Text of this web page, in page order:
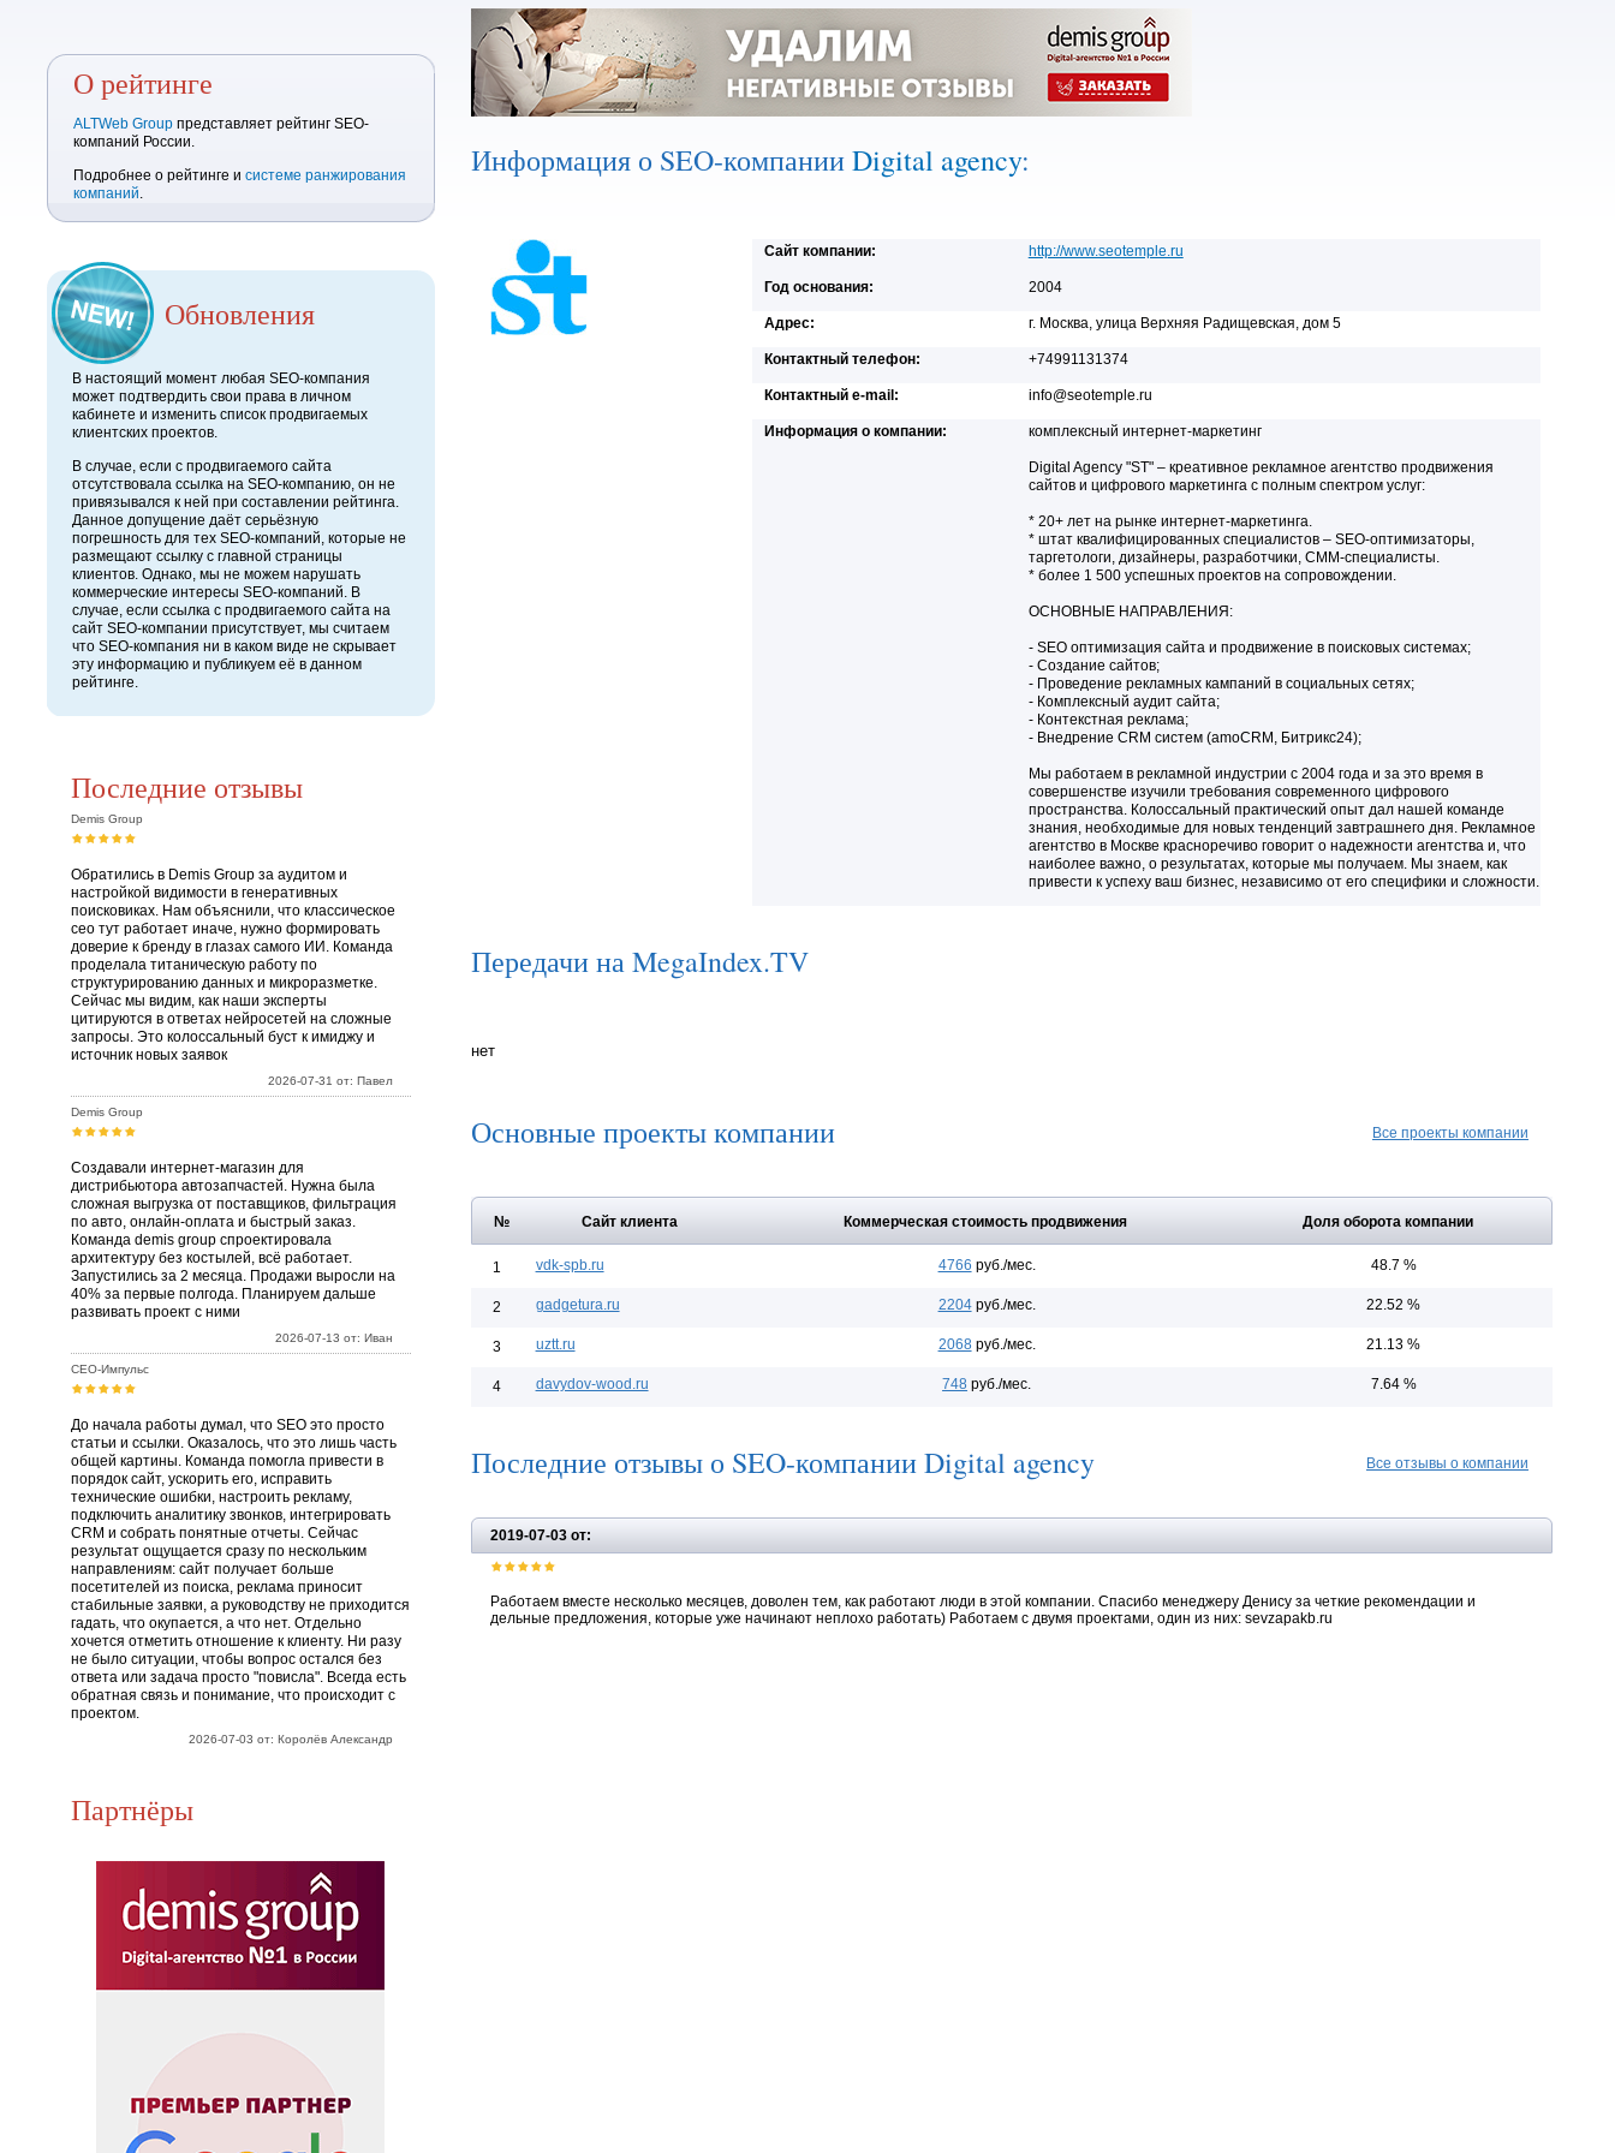
О рейтинге
ALTWeb Group представляет рейтинг SEO-
компаний России.
Подробнее о рейтинге и системе ранжирования
компаний.
Обновления
В настоящий момент любая SEO-компания
может подтвердить свои права в личном
кабинете и изменить список продвигаемых
клиентских проектов.
В случае, если с продвигаемого сайта
отсутствовала ссылка на SEO-компанию, он не
привязывался к ней при составлении рейтинга.
Данное допущение даёт серьёзную
погрешность для тех SEO-компаний, которые не
размещают ссылку с главной страницы
клиентов. Однако, мы не можем нарушать
коммерческие интересы SEO-компаний. В
случае, если ссылка с продвигаемого сайта на
сайт SEO-компании присутствует, мы считаем
что SEO-компания ни в каком виде не скрывает
эту информацию и публикуем её в данном
рейтинге.
Последние отзывы
Demis Group
Обратились в Demis Group за аудитом и
настройкой видимости в генеративных
поисковиках. Нам объяснили, что классическое
сео тут работает иначе, нужно формировать
доверие к бренду в глазах самого ИИ. Команда
проделала титаническую работу по
структурированию данных и микроразметке.
Сейчас мы видим, как наши эксперты
цитируются в ответах нейросетей на сложные
запросы. Это колоссальный буст к имиджу и
источник новых заявок
2026-07-31 от: Павел
Demis Group
Создавали интернет-магазин для
дистрибьютора автозапчастей. Нужна была
сложная выгрузка от поставщиков, фильтрация
по авто, онлайн-оплата и быстрый заказ.
Команда demis group спроектировала
архитектуру без костылей, всё работает.
Запустились за 2 месяца. Продажи выросли на
40% за первые полгода. Планируем дальше
развивать проект с ними
2026-07-13 от: Иван
СЕО-Импульс
До начала работы думал, что SEO это просто
статьи и ссылки. Оказалось, что это лишь часть
общей картины. Команда помогла привести в
порядок сайт, ускорить его, исправить
технические ошибки, настроить рекламу,
подключить аналитику звонков, интегрировать
CRM и собрать понятные отчеты. Сейчас
результат ощущается сразу по нескольким
направлениям: сайт получает больше
посетителей из поиска, реклама приносит
стабильные заявки, а руководству не приходится
гадать, что окупается, а что нет. Отдельно
хочется отметить отношение к клиенту. Ни разу
не было ситуации, чтобы вопрос остался без
ответа или задача просто "повисла". Всегда есть
обратная связь и понимание, что происходит с
проектом.
2026-07-03 от: Королёв Александр
Партнёры
Информация о SEO-компанииDigital agency:
Сайт компании: http://www.seotemple.ru
Год основания: 2004
Адрес: г. Москва, улица Верхняя Радищевская, дом 5
Контактный телефон: +74991131374
Контактный e-mail: info@seotemple.ru
Информация о компании: комплексный интернет-маркетинг
Digital Agency "ST" – креативное рекламное агентство продвижения
сайтов и цифрового маркетинга с полным спектром услуг:
* 20+ лет на рынке интернет-маркетинга.
* штат квалифицированных специалистов – SEO-оптимизаторы,
таргетологи, дизайнеры, разработчики, СММ-специалисты.
* более 1 500 успешных проектов на сопровождении.
ОСНОВНЫЕ НАПРАВЛЕНИЯ:
- SEO оптимизация сайта и продвижение в поисковых системах;
- Создание сайтов;
- Проведение рекламных кампаний в социальных сетях;
- Комплексный аудит сайта;
- Контекстная реклама;
- Внедрение CRM систем (amoCRM, Битрикс24);
Мы работаем в рекламной индустрии с 2004 года и за это время в
совершенстве изучили требования современного цифрового
пространства. Колоссальный практический опыт дал нашей команде
знания, необходимые для новых тенденций завтрашнего дня. Рекламное
агентство в Москве красноречиво говорит о надежности агентства и, что
наиболее важно, о результатах, которые мы получаем. Мы знаем, как
привести к успеху ваш бизнес, независимо от его специфики и сложности.
Передачи на MegaIndex.TV
нет
Основные проекты компании Все проекты компании
№ Сайт клиента Коммерческая стоимость продвижения Доля оборота компании
1 vdk-spb.ru 4766 руб./мес. 48.7 %
2 gadgetura.ru 2204руб./мес. 22.52 %
3 uztt.ru 2068руб./мес. 21.13 %
4 davydov-wood.ru 748 руб./мес. 7.64 %
Последние отзывы о SEO-компании Digital agency Все отзывы о компании
2019-07-03 от:
Работаем вместе несколько месяцев, доволен тем, как работают люди в этой компании. Спасибо менеджеру Денису за четкие рекомендации и
дельные предложения, которые уже начинают неплохо работать) Работаем с двумя проектами, один из них: sevzapakb.ru